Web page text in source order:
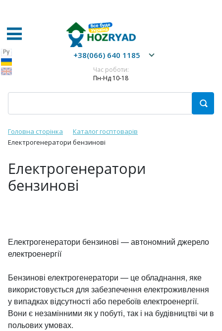
+38(066) 640 1185
Час роботи:
Пн-Нд 10-18
Головна сторінка
Каталог госптоварів
Електрогенератори бензинові
Електрогенератори
бензинові
Електрогенератори бензинові — автономний джерело
електроенергії
Бензинові електрогенератори — це обладнання, яке
використовується для забезпечення електроживлення
у випадках відсутності або перебоїв електроенергії.
Вони є незамінними як у побуті, так і на будівництві чи в
польових умовах.